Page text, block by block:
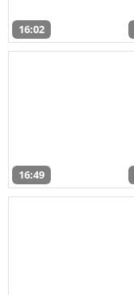
16:02
16:49